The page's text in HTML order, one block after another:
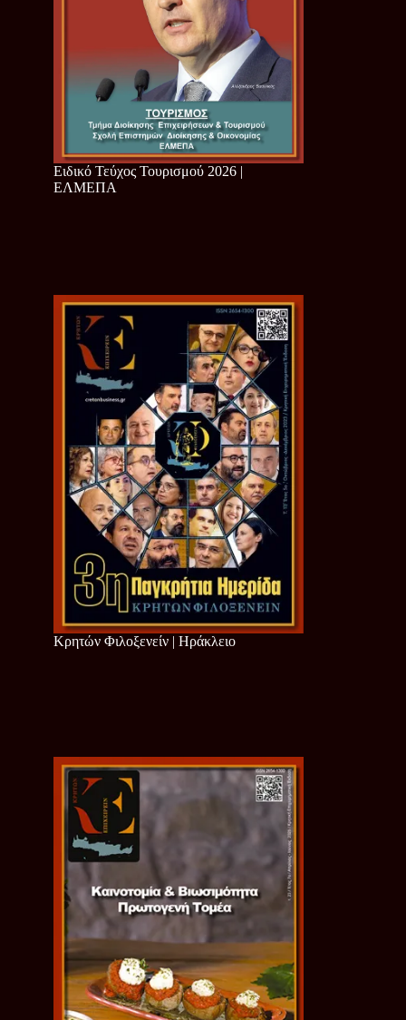
Ειδικό Τεύχος Τουρισμού 2026 |
ΕΛΜΕΠΑ
Κρητών Φιλοξενείν | Ηράκλειο